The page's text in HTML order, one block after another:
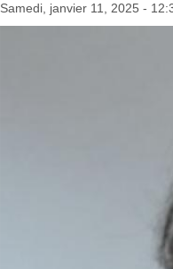
Samedi, janvier 11, 2025 -